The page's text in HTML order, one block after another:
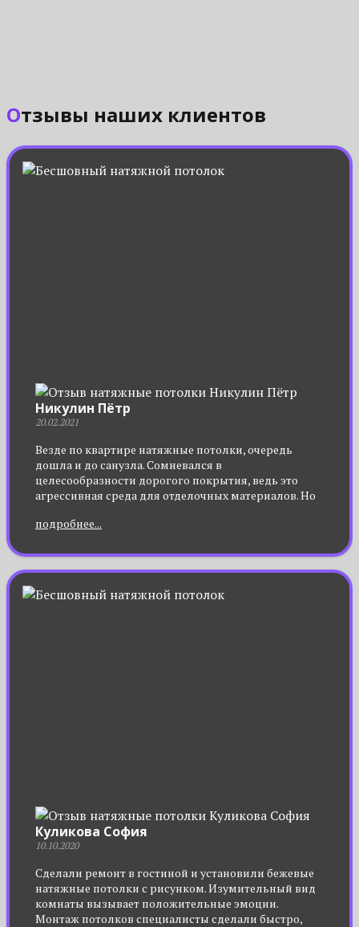
Отзывы наших клиентов
Никулин Пётр
20.02.2021
Везде по квартире натяжные потолки, очередь
дошла и до санузла. Сомневался в
целесообразности дорогого покрытия, ведь это
агрессивная среда для отделочных материалов. Но
грибки на поверхности пленки не приживаются.
потолка. Был небольшой прецедент, но полотно не
загорелось. Очень рекомендую! Цена полностью
оправдана качеством.
подробнее...
Куликова София
10.10.2020
Сделали ремонт в гостиной и установили бежевые
натяжные потолки с рисунком. Изумительный вид
комнаты вызывает положительные эмоции.
Монтаж потолков специалисты сделали быстро,